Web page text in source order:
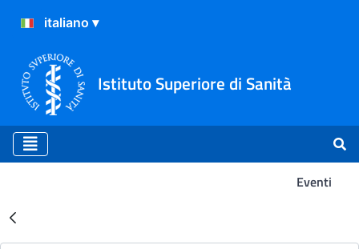
Istituto Superiore di Sanità
Eventi
Risultati della Ricerca -